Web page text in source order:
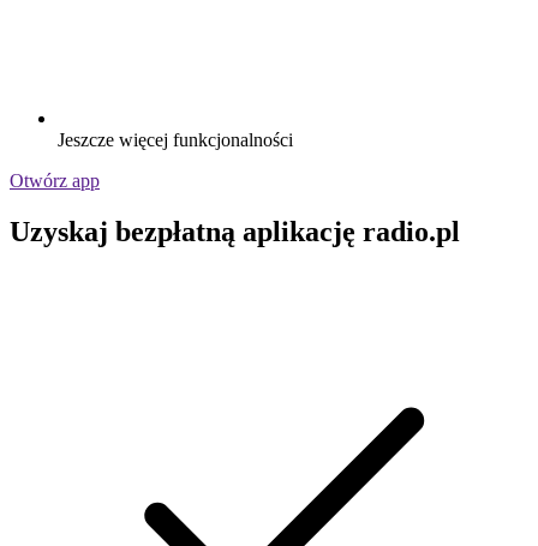
Jeszcze więcej funkcjonalności
Otwórz app
Uzyskaj bezpłatną aplikację radio.pl